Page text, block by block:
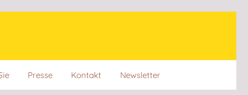
Presse Kontakt Newsletter